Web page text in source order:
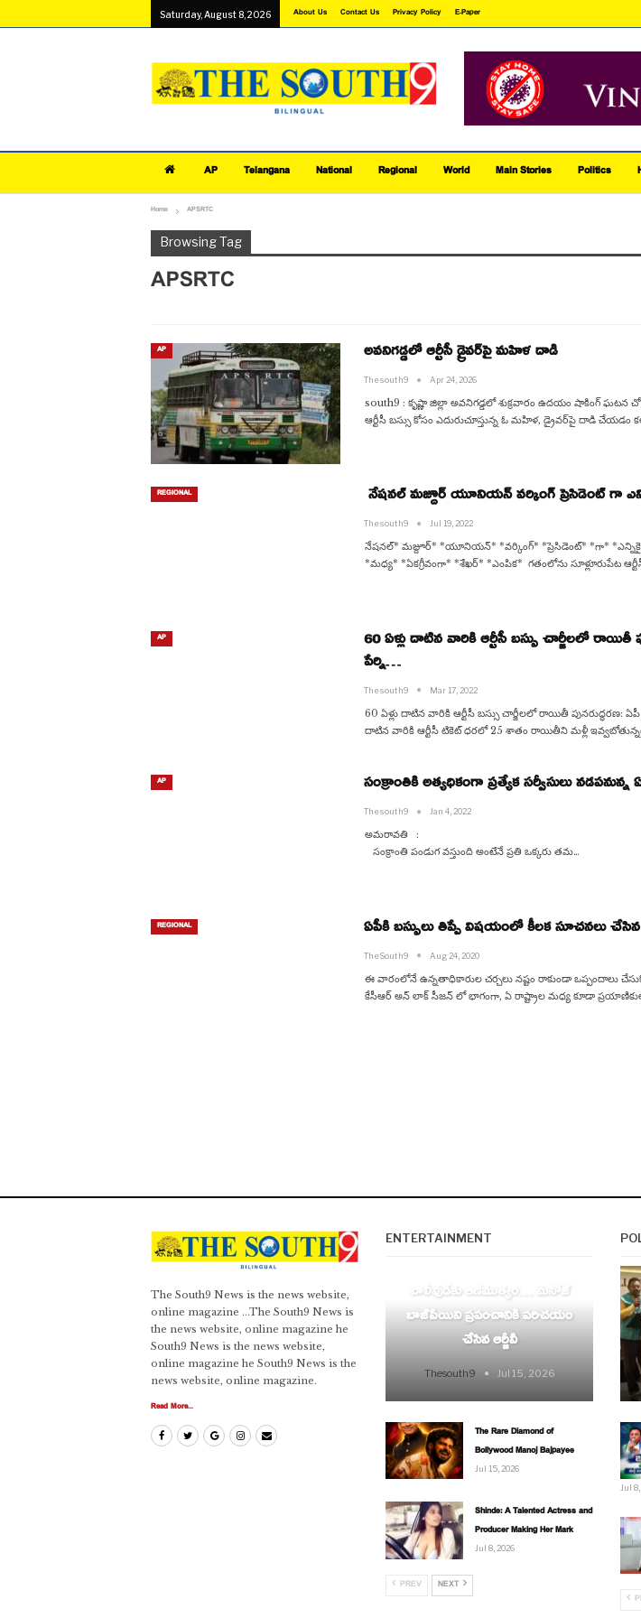
Saturday, August 8, 2026 About Us Contact Us Privacy Policy E-Paper
AP Telangana National Regional World Main Stories Politics
Home APSRTC
Browsing Tag
APSRTC
AP అవనిగడ్డలో ఆర్టీసీ డ్రైవర్‌పై మహిళ దాడి
Thesouth9 Apr 24, 2026
south9 : కృష్ణా జిల్లా అవనిగడ్డలో శుక్రవారం ఉదయం షాకింగ్ ఘటన
ఆర్టీసీ బస్సు కోసం ఎదురుచూస్తున్న ఓ మహిళ, డ్రైవర్‌పై దాడి చేయడం
REGIONAL నేషనల్ మజ్దూర్ యూనియన్ వర్కింగ్ ప్రెసిడెంట్ గా
Thesouth9 Jul 19, 2022
నేషనల్* మజ్దూర్* *యూనియన్* *వర్కింగ్* *ప్రెసిడెంట్* *గా*
*మధ్య* *ఏకగ్రీవంగా* *శేఖర్* *ఎంపిక* గతంలోను సూళ్లూరుపేట
AP
60 ఏళ్లు దాటిన వారికి ఆర్టీసీ బస్సు చార్జీలలో రాయితీ
పేర్ని…
Thesouth9 Mar 17, 2022
60 ఏళ్లు దాటిన వారికి ఆర్టీసీ బస్సు చార్జీలలో రాయితీ పునరుద్ధరణ:
దాటిన వారికి ఆర్టీసీ టికెట్ ధరలో 25 శాతం రాయితీని మళ్లీ
AP సంక్రాంతికి అత్యధికంగా ప్రత్యేక సర్వీసులు నడపనున్న
Thesouth9 Jan 4, 2022
సంక్రాంతి పండుగ వస్తుంది అంటేనే ప్రతి ఒక్కరు తమ…
REGIONAL ఏపీకి బస్సులు తిప్పే విషయంలో కీలక సూచనలు
TheSouth9 Aug 24, 2020
ఈ వారంలోనే ఉన్నతాధికారుల చర్చలు నష్టం రాకుండా ఒప్పందాలు
కేసీఆర్ అన్ లాక్ సీజన్ లో భాగంగా, ఏ రాష్ట్రాల మధ్య కూడా
The South9 News is the news website,
online magazine ...The South9 News is
the news website, online magazine he
South9 News is the news website,
online magazine he South9 News is the
news website, online magazine.
Read More...
ENTERTAINMENT
బాలీవుడ్‌కు ఆణిముత్యం… మనోజ్
బాజ్‌పేయిని ప్రపంచానికి పరిచయం
చేసిన ఆర్జీవీ
Thesouth9 Jul 15, 2026
The Rare Diamond of
Bollywood Manoj Bajpayee
Jul 15, 2026
Shinde: A Talented Actress and
Producer Making Her Mark
Jul 8, 2026
PREV NEXT
Jul